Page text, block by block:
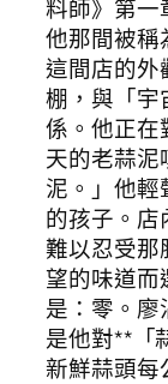
料師》第一
他那間被稱
這間店的外
棚，與「宇
係。他正在
天的老蒜泥
泥。」他輕
的孩子。店
難以忍受那
望的味道而
是：零。廖
是他對**「
新鮮蒜頭每